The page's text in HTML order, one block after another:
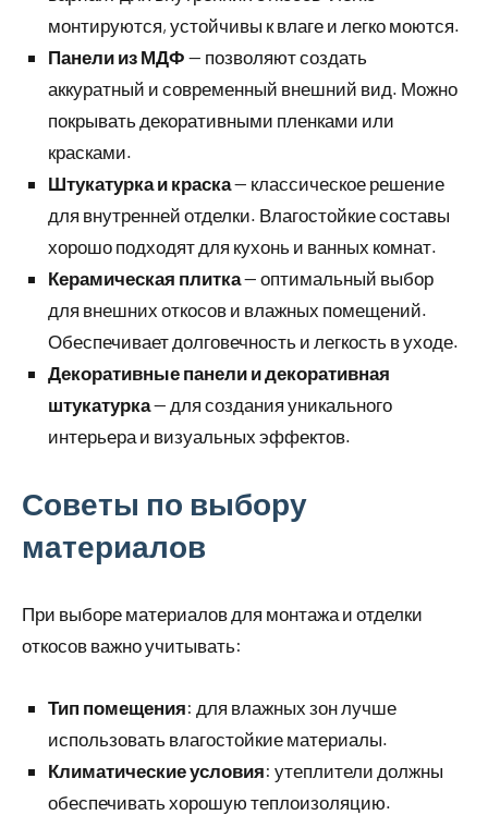
монтируются, устойчивы к влаге и легко моются.
Панели из МДФ — позволяют создать
аккуратный и современный внешний вид. Можно
покрывать декоративными пленками или
красками.
Штукатурка и краска— классическое решение
для внутренней отделки. Влагостойкие составы
хорошо подходят для кухонь и ванных комнат.
Керамическая плитка— оптимальный выбор
для внешних откосов и влажных помещений.
Обеспечивает долговечность и легкость в уходе.
Декоративные панели и декоративная
штукатурка— для создания уникального
интерьера и визуальных эффектов.
Советы по выбору
материалов
При выборе материалов для монтажа и отделки
откосов важно учитывать:
Тип помещения: для влажных зон лучше
использовать влагостойкие материалы.
Климатические условия: утеплители должны
обеспечивать хорошую теплоизоляцию.